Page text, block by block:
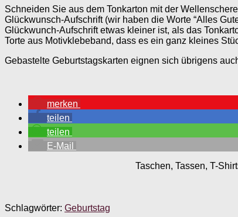
Schneiden Sie aus dem Tonkarton mit der
Glückwunsch-Aufschrift (wir haben die Worte “Alles
Glückwunch-Aufschrift etwas kleiner ist, als das
Torte aus Motivklebeband, dass es ein ganz kleines
Gebastelte Geburtstagskarten eignen sich übrigens
merken
teilen
teilen
E-Mail
Taschen, Tassen, T-
Schlagwörter: Geburtstag